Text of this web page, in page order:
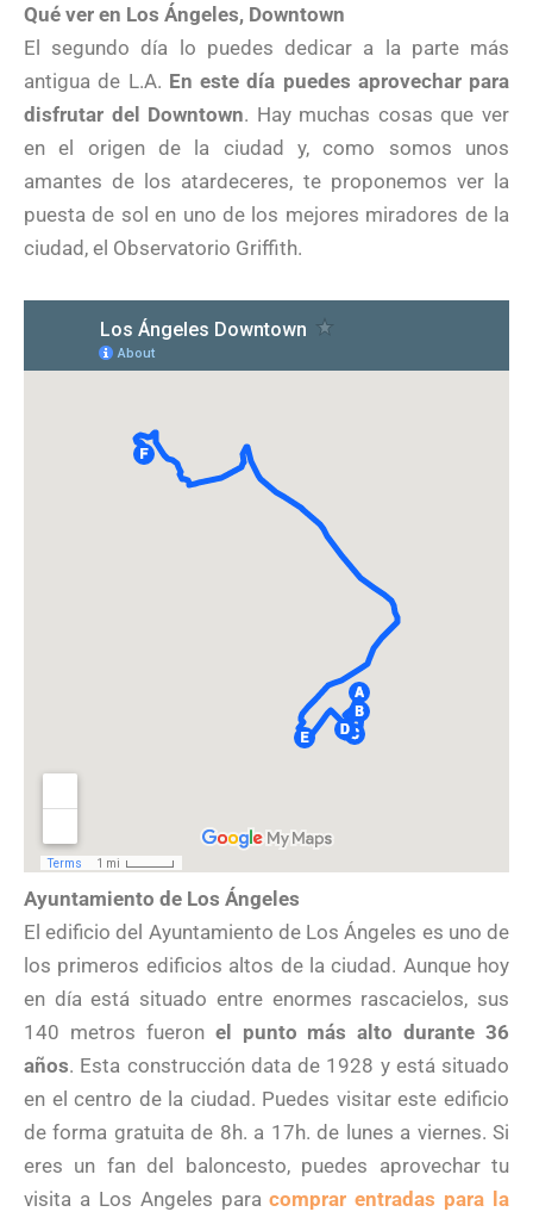
Qué ver en Los Ángeles, Downtown
El segundo día lo puedes dedicar a la parte más
antigua de L.A. En este día puedes aprovechar para
disfrutar del Downtown. Hay muchas cosas que ver
en el origen de la ciudad y, como somos unos
amantes de los atardeceres, te proponemos ver la
puesta de sol en uno de los mejores miradores de la
ciudad, el Observatorio Griffith.
Ayuntamiento de Los Ángeles
El edificio del Ayuntamiento de Los Ángeles es uno de
los primeros edificios altos de la ciudad. Aunque hoy
en día está situado entre enormes rascacielos, sus
140 metros fueron el punto más alto durante 36
años. Esta construcción data de 1928 y está situado
en el centro de la ciudad. Puedes visitar este edificio
de forma gratuita de 8h. a 17h. de lunes a viernes. Si
eres un fan del baloncesto, puedes aprovechar tu
visita a Los Angeles paracomprar entradas para la